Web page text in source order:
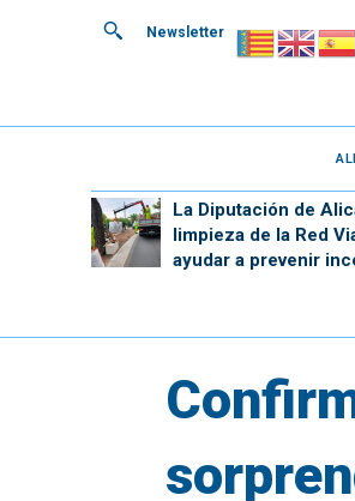
Newsletter
La Diputación de
limpieza de la Red
ayudar a prevenir